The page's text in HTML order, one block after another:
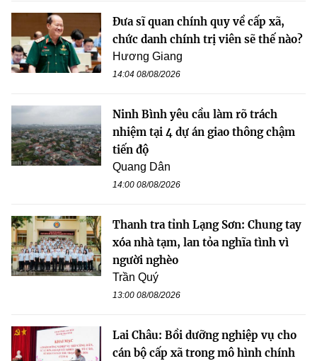
Đưa sĩ quan chính quy về cấp xã,
chức danh chính trị viên sẽ thế nào?
Hương Giang
14:04 08/08/2026
Ninh Bình yêu cầu làm rõ trách
nhiệm tại 4 dự án giao thông chậm
tiến độ
Quang Dân
14:00 08/08/2026
Thanh tra tỉnh Lạng Sơn: Chung tay
xóa nhà tạm, lan tỏa nghĩa tình vì
người nghèo
Trần Quý
13:00 08/08/2026
Lai Châu: Bồi dưỡng nghiệp vụ cho
cán bộ cấp xã trong mô hình chính